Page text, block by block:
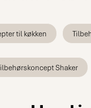
til køkken
Shaker